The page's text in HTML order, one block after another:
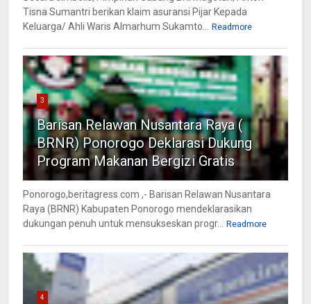
Tisna Sumantri berikan klaim asuransi Pijar Kepada
Keluarga/ Ahli Waris Almarhum Sukamto... Readmore
3
Barisan Relawan Nusantara Raya (
BRNR) Ponorogo Deklarasi Dukung
Program Makanan Bergizi Gratis
Ponorogo,beritagress.com ,- Barisan Relawan Nusantara
Raya (BRNR) Kabupaten Ponorogo mendeklarasikan
dukungan penuh untuk mensukseskan progr... Readmore
4